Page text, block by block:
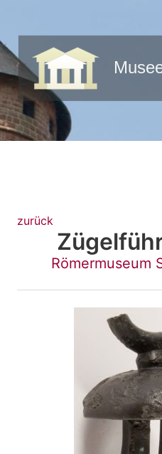
zurück
Römermuseum